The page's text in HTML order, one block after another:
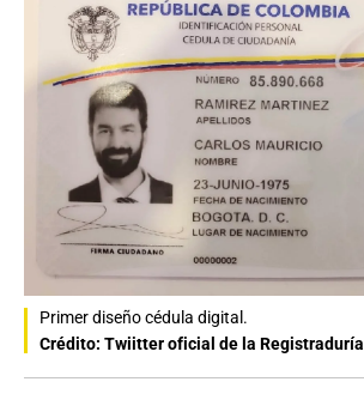
Primer diseño cédula digital.
Crédito: Twiitter oficial de la Registraduría